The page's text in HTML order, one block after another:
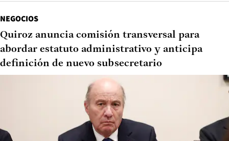
NEGOCIOS
Quiroz anuncia comisión transversal para
abordar estatuto administrativo y anticipa
definición de nuevo subsecretario